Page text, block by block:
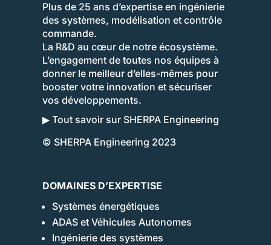
Plus de 25 ans d’expertise en ingénierie
des systèmes, modélisation et contrôle
commande.
La R&D au cœur de notre écosystème.
L’engagement de toutes nos équipes à
donner le meilleur d’elles-mêmes pour
booster votre innovation et sécuriser
vos développements.
▶ Tout savoir sur SHERPA Engineering
© SHERPA Engineering 2023
DOMAINES D’EXPERTISE
Systèmes énergétiques
ADAS et Véhicules Autonomes
Ingénierie des systèmes